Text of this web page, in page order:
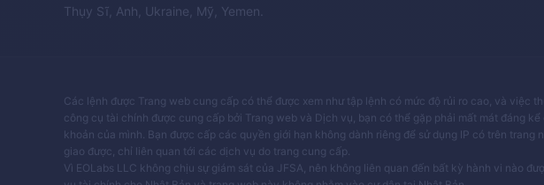
Thụy Sĩ, Anh, Ukraine, Mỹ, Yemen.
Các lệnh được Trang web cung cấp có thể được xem như tập lệnh có mức độ rủi ro cao, và việc
công cụ tài chính được cung cấp bởi Trang web và Dịch vụ, bạn có thể gặp phải mất mát đáng
khoản của mình. Bạn được cấp các quyền giới hạn không dành riêng để sử dụng IP có trên
giao được, chỉ liên quan tới các dịch vụ do trang cung cấp.
Vì EOLabs LLC không chịu sự giám sát của JFSA, nên không liên quan đến bất kỳ hành vi nào